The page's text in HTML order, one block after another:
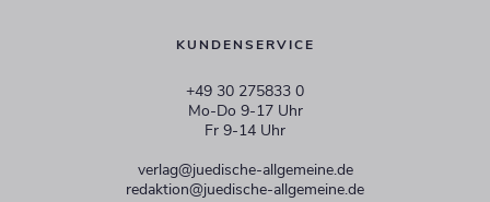
KUNDENSERVICE
+49 30 275833 0
Mo-Do 9-17 Uhr
Fr 9-14 Uhr
verlag@juedische-allgemeine.de
redaktion@juedische-allgemeine.de